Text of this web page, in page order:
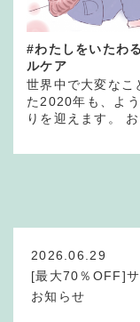
#わたしをいたわ
ルケア
世界中で大変なこ
た2020年も、よ
りを迎えます。 お
2026.06.29
[最大70％OFF]
お知らせ